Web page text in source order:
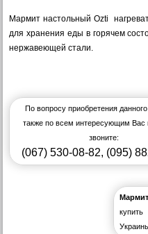
Мармит настольный Ozti
для хранения еды в горячем
нержавеющей стали.
По вопросу приобретения
также по всем интересующим Вас
звоните:
(067) 530-08-82, (095)
купить